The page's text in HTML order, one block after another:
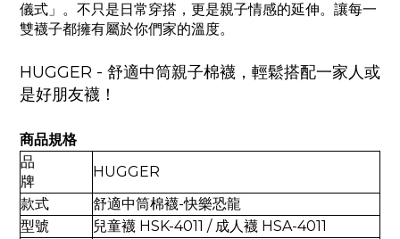
儀式」。不只是日常穿搭，更是親子情感的延伸。讓每一
雙襪子都擁有屬於你們家的溫度。
HUGGER - 舒適中筒親子棉襪， 輕鬆搭配一家人或
是好朋友襪！
商品規格
品
牌
HUGGER
款式
舒適中筒棉襪-快樂恐龍
型號
兒童襪 HSK-4011 / 成人襪 HSA-4011